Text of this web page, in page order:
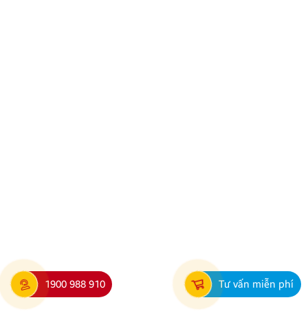
Địa chỉ lắp màn hình ô tô Zestech uy tín, chuẩn kỹ
thuật tại Thanh Hóa
Nhu cầu nâng cấp màn hình ô tô thông minh đang
1900 988 910 Tư vấn miễn phí